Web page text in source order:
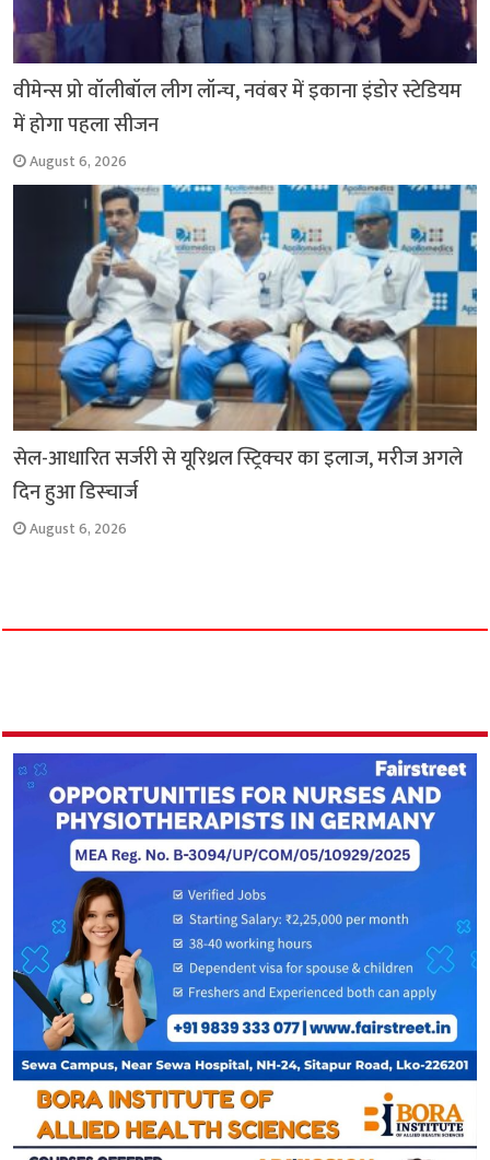
वीमेन्स प्रो वॉलीबॉल लीग लॉन्च, नवंबर में इकाना इंडोर स्टेडियम
में होगा पहला सीजन
August 6, 2026
सेल-आधारित सर्जरी से यूरिथ्रल स्ट्रिक्चर का इलाज, मरीज अगले
दिन हुआ डिस्चार्ज
August 6, 2026